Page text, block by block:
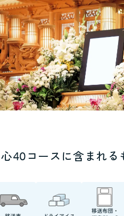
40コースに含まれる